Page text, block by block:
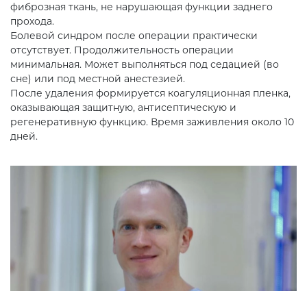
фиброзная ткань, не нарушающая функции заднего
прохода.
Болевой синдром после операции практически
отсутствует. Продолжительность операции
минимальная. Может выполняться под седацией (во
сне) или под местной анестезией.
После удаления формируется коагуляционная пленка,
оказывающая защитную, антисептическую и
регенеративную функцию. Время заживления около 10
дней.